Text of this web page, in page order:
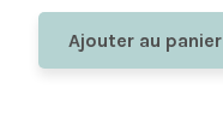
Ajouter au panier